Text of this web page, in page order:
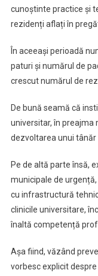
cunoștinte practice și
rezidenți aflați în
În aceeași perioadă
paturi și numărul de
crescut numărul de
De bună seamă că
universitar, în preajma
dezvoltarea unui tânăr
Pe de altă parte însă,
municipale de
cu infrastructură
clinicile universitare,
înaltă competență
Așa fiind, văzând
vorbesc explicit